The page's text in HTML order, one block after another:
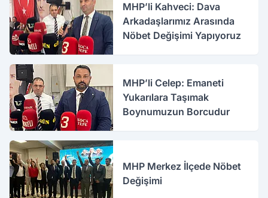
MHP’li Kahveci: Dava
Arkadaşlarımız Arasında
Nöbet Değişimi Yapıyoruz
MHP’li Celep: Emaneti
Yukarılara Taşımak
Boynumuzun Borcudur
MHP Merkez İlçede Nöbet
Değişimi